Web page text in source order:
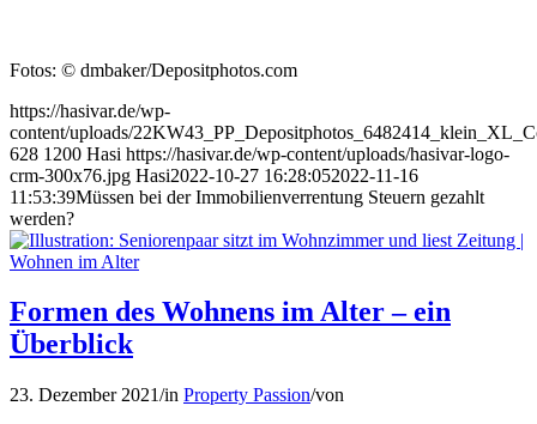
Fotos: © dmbaker/Depositphotos.com
https://hasivar.de/wp-
content/uploads/
628 1200 Hasi https://hasivar.de/wp-content/uploads/hasivar-logo-
crm-300x76.jpg Hasi2022-10-27 16:28:052022-11-16
11:53:39Müssen bei der Immobilienverrentung Steuern gezahlt
werden?
Formen des Wohnens im Alter – ein
Überblick
23. Dezember 2021/in Property Passion/von